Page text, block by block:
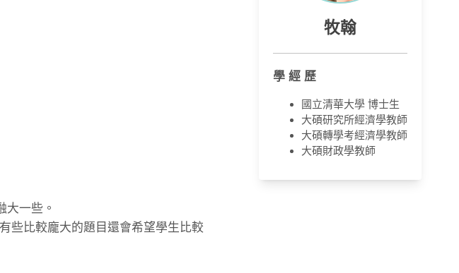
大一些。
些比較龐大的題目還會希望學生比較
牧翰
學 經 歷
國立清華大學 博士生
大碩研究所經濟學教師
大碩轉學考經濟學教師
大碩財政學教師